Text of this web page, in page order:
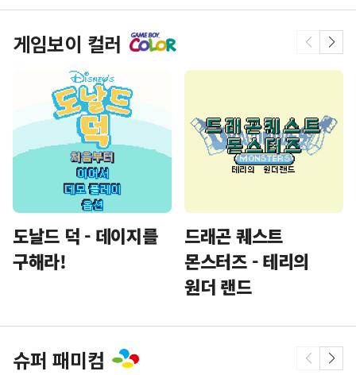
게임보이 컬러
도날드 덕 - 데이지를
구해라!
드래곤 퀘스트
몬스터즈 - 테리의
원더 랜드
슈퍼 패미컴